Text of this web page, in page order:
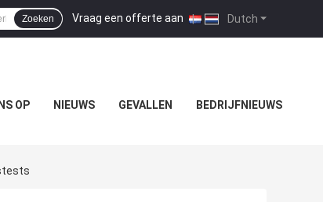
Dutch
Vraag een offerte aan |
Zoeken
OP NIEUWS GEVALLEN BEDRIJFNIEUWS